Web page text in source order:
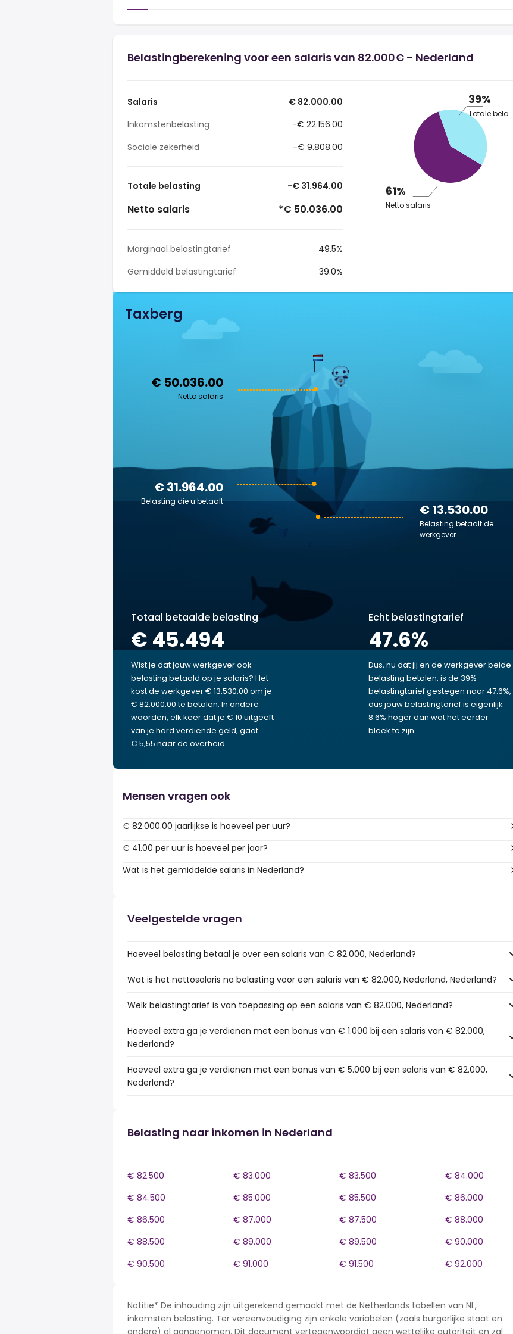
Belastingberekening voor een salaris van 82.000€ - Nederland
Salaris
€ 82.000.00
Inkomstenbelasting
-€ 22.156.00
Sociale zekerheid
-€ 9.808.00
Totale belasting -€ 31.964.00
Netto salaris *€ 50.036.00
Marginaal belastingtarief
49.5%
Gemiddeld belastingtarief
39.0%
39%
Totale belasting
61%
Netto salaris
Taxberg
€ 50.036.00
Netto salaris
€ 13.530.00
Belasting betaalt de
werkgever
€ 31.964.00
Belasting die u betaalt
Totaal betaalde belasting
€ 45.494
Wist je dat jouw werkgever ook
belasting betaald op je salaris? Het
kost de werkgever € 13.530.00 om je
€ 82.000.00 te betalen. In andere
woorden, elk keer dat je € 10 uitgeeft
van je hard verdiende geld, gaat
€ 5,55 naar de overheid.
Echt belastingtarief
47.6%
Dus, nu dat jij en de werkgever beide
belasting betalen, is de 39%
belastingtarief gestegen naar 47.6%,
dus jouw belastingtarief is eigenlijk
8.6% hoger dan wat het eerder
bleek te zijn.
Mensen vragen ook
€ 82.000.00 jaarlijkse is hoeveel per uur?
€ 41.00 per uur is hoeveel per jaar?
Wat is het gemiddelde salaris in Nederland?
Veelgestelde vragen
Hoeveel belasting betaal je over een salaris van € 82.000, Nederland?
Wat is het nettosalaris na belasting voor een salaris van € 82.000, Nederland, Nederland?
Welk belastingtarief is van toepassing op een salaris van € 82.000, Nederland?
Hoeveel extra ga je verdienen met een bonus van € 1.000 bij een salaris van € 82.000,
Nederland?
Hoeveel extra ga je verdienen met een bonus van € 5.000 bij een salaris van € 82.000,
Nederland?
Belasting naar inkomen in Nederland
€ 82.500 € 83.000 € 83.500
€ 84.000
€ 84.500
€ 85.000 € 85.500
€ 86.000
€ 86.500
€ 87.000 € 87.500
€ 88.000
€ 88.500
€ 89.000 € 89.500
€ 90.000
€ 90.500
€ 91.000 € 91.500 € 92.000
Notitie* De inhouding zijn uitgerekend gemaakt met de Netherlands tabellen van NL,
inkomsten belasting. Ter vereenvoudiging zijn enkele variabelen (zoals burgerlijke staat en
andere) al aangenomen. Dit document vertegenwoordigt geen wettelijke autoriteit en zal